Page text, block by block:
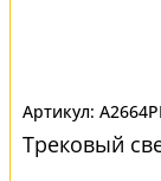
Трековый